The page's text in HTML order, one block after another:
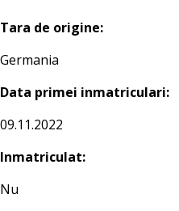
Tara de origine:
Germania
Data primei inmatriculari:
09.11.2022
Inmatriculat:
Nu